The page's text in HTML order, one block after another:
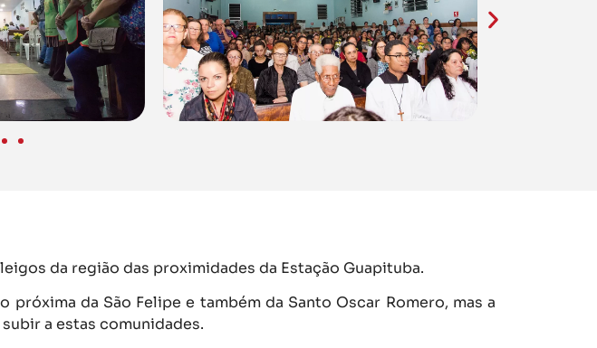
da região das proximidades da Estação Guapituba.
da São Felipe e também da Santo Oscar Romero, mas a
a estas comunidades.